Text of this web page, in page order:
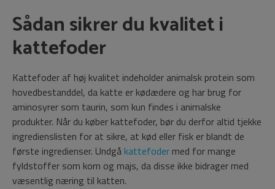
Sådan sikrer du kvalitet i
kattefoder
Kattefoder af høj kvalitet indeholder animalsk protein som
hovedbestanddel, da katte er kødædere og har brug for
aminosyrer som taurin, som kun findes i animalske
produkter. Når du køber kattefoder, bør du derfor altid tjekke
ingredienslisten for at sikre, at kød eller fisk er blandt de
første ingredienser. Undgåkattefoder med for mange
fyldstoffer som korn og majs, da disse ikke bidrager med
væsentlig næring til katten.